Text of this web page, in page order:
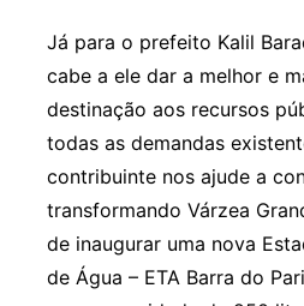
Já para o prefeito Kalil
cabe a ele dar a melhor e
destinação aos recursos
todas as demandas
contribuinte nos ajude a
transformando Várzea
de inaugurar uma nova
de Água – ETA Barra do